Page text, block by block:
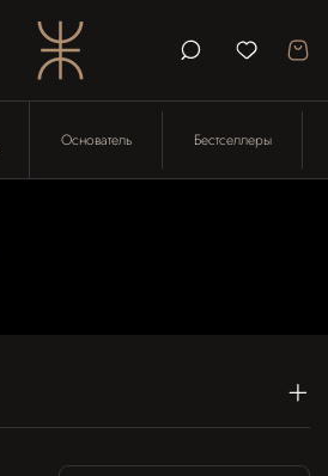
Основатель Бестселлеры